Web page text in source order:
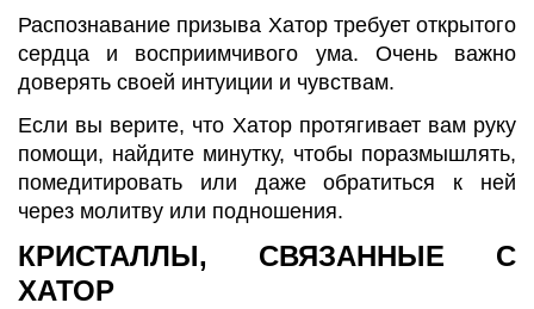
Распознавание призыва Хатор требует открытого
сердца и восприимчивого ума. Очень важно
доверять своей интуиции и чувствам.
Если вы верите, что Хатор протягивает вам руку
помощи, найдите минутку, чтобы поразмышлять,
помедитировать или даже обратиться к ней
через молитву или подношения.
КРИСТАЛЛЫ, СВЯЗАННЫЕ С
ХАТОР